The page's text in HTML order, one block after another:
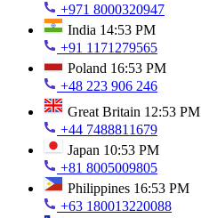
+971 8000320947
India 14:53 PM
+91 1171279565
Poland 16:53 PM
+48 223 906 246
Great Britain 12:53 PM
+44 7488811679
Japan 10:53 PM
+81 8005009805
Philippines 16:53 PM
+63 180013220088